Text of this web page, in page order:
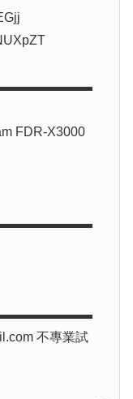
FDR-X3000
不專業試